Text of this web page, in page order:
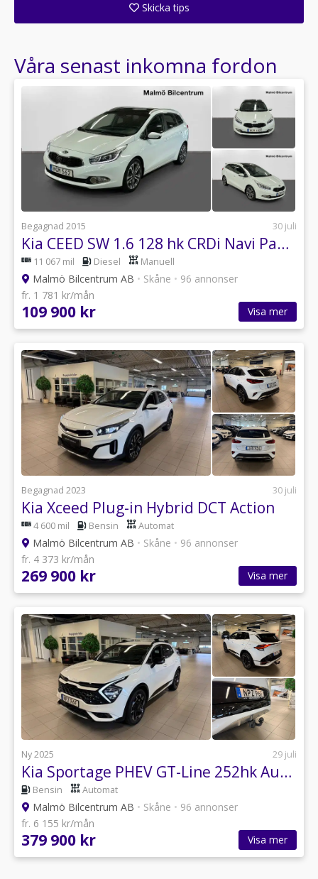
Skicka tips
Våra senast inkomna fordon
Begagnad 2015 30 juli
Kia CEED SW 1.6 128 hk CRDi Navi Panorama El stol
11 067 mil Diesel Manuell
Malmö Bilcentrum AB • Skåne • 96 annonser
fr. 1 781 kr/mån
109 900 kr Visa mer
Begagnad 2023 30 juli
Kia Xceed Plug-in Hybrid DCT Action
4 600 mil Bensin Automat
Malmö Bilcentrum AB • Skåne • 96 annonser
fr. 4 373 kr/mån
269 900 kr Visa mer
Ny 2025 29 juli
Kia Sportage PHEV GT-Line 252hk Automat Krok
Bensin Automat
Malmö Bilcentrum AB • Skåne • 96 annonser
fr. 6 155 kr/mån
379 900 kr Visa mer